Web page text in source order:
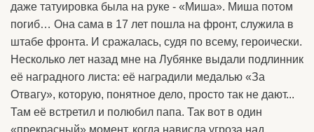
даже татуировка была на руке - «Миша». Миша потом
погиб… Она сама в 17 лет пошла на фронт, служила в
штабе фронта. И сражалась, судя по всему, героически.
Несколько лет назад мне на Лубянке выдали подлинник
её наградного листа: её наградили медалью «За
Отвагу», которую, понятное дело, просто так не дают...
Там её встретил и полюбил папа. Так вот в один
«прекрасный» момент, когда нависла угроза над